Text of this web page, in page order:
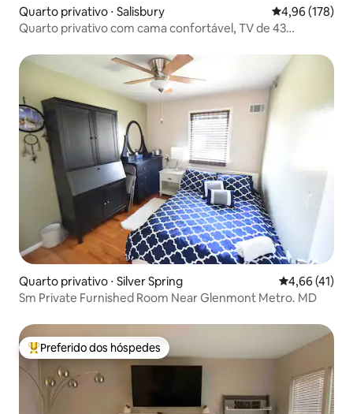
Quarto privativo ⋅ Salisbury 4,96 de uma
4,96 (178)
Quarto privativo com cama confortável, TV de 43
Quarto privativo ⋅ Silver Spring 4,66 de uma
4,66 (41)
Sm Private Furnished Room Near Glenmont Metro. MD
Entre os melhores preferidos dos hóspedes
Preferido dos hóspedes